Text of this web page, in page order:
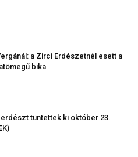
a Zirci Erdészetnél esett a
bika
tüntettek ki október 23.